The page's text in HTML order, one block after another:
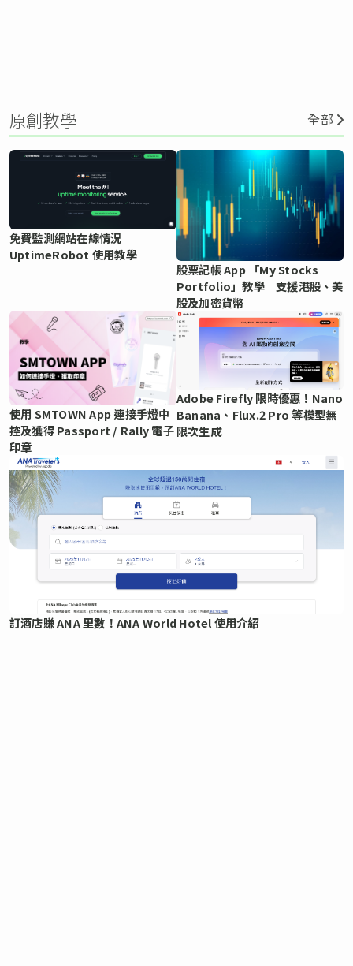
原創教學 全部
免費監測網站在線情況
UptimeRobot 使用教學
股票記帳 App 「My Stocks
Portfolio」教學 支援港股、美
股及加密貨幣
使用 SMTOWN App 連接手燈中
控及獲得 Passport / Rally 電子
印章
Adobe Firefly 限時優惠！Nano
Banana、Flux.2 Pro 等模型無
限次生成
訂酒店賺 ANA 里數！ANA World Hotel 使用介紹